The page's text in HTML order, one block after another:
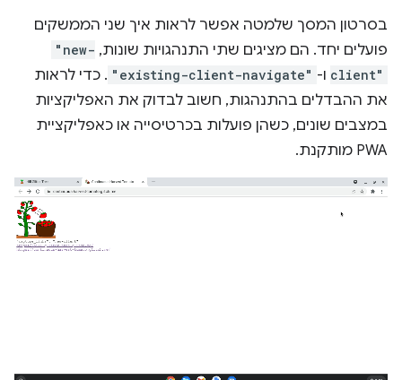
בסרטון המסך שלמטה אפשר לראות איך שני הממשקים
פועלים יחד. הם מציגים שתי התנהגויות שונות, "new-
client" ו- "existing-client-navigate" . כדי לראות
את ההבדלים בהתנהגות, חשוב לבדוק את האפליקציות
במצבים שונים, כשהן פועלות בכרטיסייה או כאפליקציית
PWA מותקנת.